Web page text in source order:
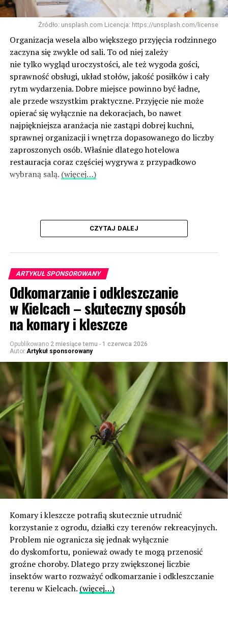
Źródło: unsplash.com Licencja: https://unsplash.com/license
Organizacja wesela albo większego przyjęcia rodzinnego
zaczyna się zwykle od sali. To od niej zależy
nie tylko wygląd uroczystości, ale też wygoda gości,
sprawność obsługi, układ stołów, jakość posiłków i cały
rytm wydarzenia. Dobre miejsce powinno być ładne,
ale przede wszystkim praktyczne. Przyjęcie nie może
opierać się wyłącznie na dekoracjach, bo nawet
najpiękniejsza aranżacja nie zastąpi dobrej kuchni,
sprawnej organizacji i wnętrza dopasowanego do liczby
zaproszonych osób. Właśnie dlatego hotelowa
restauracja coraz częściej wygrywa z przypadkowo
wybraną salą. (więcej…)
CZYTAJ DALEJ
ARTYKUŁ SPONSOROWANY
Odkomarzanie i odkleszczanie
w Kielcach – skuteczny sposób
na komary i kleszcze
Opublikowano 2 miesiące temu - 1 czerwca 2026
Autor Artykuł sponsorowany
Komary i kleszcze potrafią skutecznie utrudnić
korzystanie z ogrodu, działki czy terenów rekreacyjnych.
Problem nie ogranicza się jednak wyłącznie
do dyskomfortu, ponieważ owady te mogą przenosić
groźne choroby. Dlatego przy zwiększonej liczbie
insektów warto rozważyć odkomarzanie i odkleszczanie
terenu w Kielcach. (więcej…)